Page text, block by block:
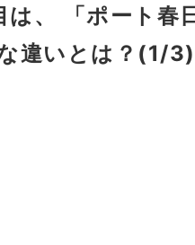
、 「ポート春
違いとは？(1/3)